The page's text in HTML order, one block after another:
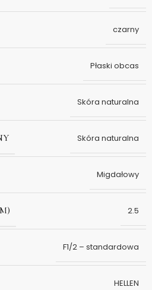
czarny
Płaski obcas
Skóra naturalna
Skóra naturalna
Migdałowy
2.5
F1/2 – standardowa
HELLEN